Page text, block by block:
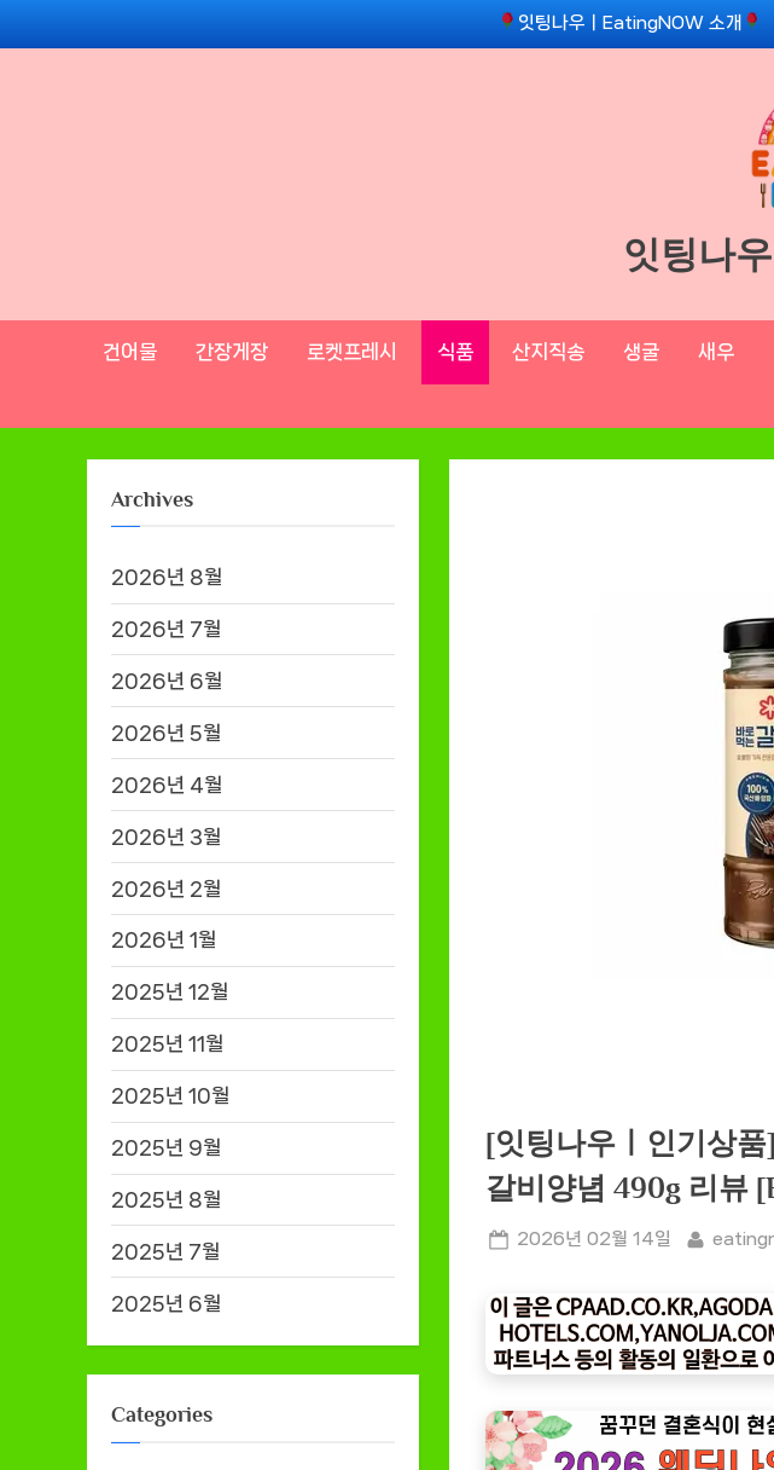
to
잇팅나우ㅣEatingNOW 소개
잇팅나
건어물 간장게장 로켓프레시 식품 산지직송 생굴 새우
[잇팅나우ㅣ인기상
갈비양념 490g 리뷰
Posted
2026년 02월 14일 By
Archives
2026년 8월
2026년 7월
2026년 6월
2026년 5월
2026년 4월
2026년 3월
2026년 2월
2026년 1월
2025년 12월
2025년 11월
2025년 10월
2025년 9월
2025년 8월
2025년 7월
2025년 6월
Categories